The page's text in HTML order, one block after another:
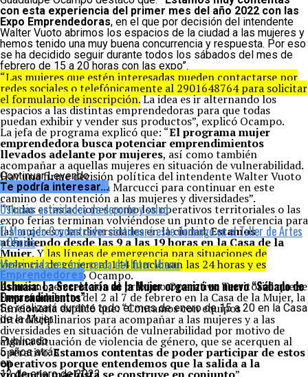
con esta experiencia del primer mes del año 2022 con las
Expo Emprendedoras, en el que por decisión del intendente
Walter Vuoto abrimos los espacios de la ciudad a las mujeres y
hemos tenido una muy buena concurrencia y respuesta. Por eso
se ha decidido seguir durante todos los sábados del mes de
febrero de 15 a 20 horas con las expo”.
“Las mujeres que estén interesadas pueden contactarse por
redes sociales o telefónicamente al 2901648764 para solicitar
el formulario de inscripción.La idea es ir alternando los
espacios a las distintas emprendedoras para que todas
puedan exhibir y vender sus productos”, explicó Ocampo.
La jefa de programa explicó que: “El programa mujer
emprendedora busca potenciar emprendimientos
llevados adelante por mujeres, así como también
acompañar a aquellas mujeres en situación de vulnerabilidad.
Hay una firme decisión política del intendente Walter Vuoto
y la secretaria Sabrina Marcucci para continuar en este
camino de contención a las mujeres y diversidades”.
“Todas estas acciones como los operativos territoriales o las
expo ferias terminan volviéndose un punto de referencia para
las mujeres y las diversidades en la ciudad.Estamos
atendiendo desde las 9 a las 19 horas en la Casa de la
Mujer. Ylas líneas de emergencia para situaciones de
violencia de género al 144 funcionan las 24 horas y es
gratuito” destacó Ocampo.
Asimismo, en relación al próximo Operativo Territorial que se
llevará adelante del 2 al 7 de febrero en la Casa de la Mujer, la
funcionaria explicó que: “Contamos con equipos
interdisciplinarios para acompañar a las mujeres y a las
diversidades en situación de vulnerabilidad por motivo de
alguna situación de violencia de género, que se acerquen al
operativo.Estamos contentas de poder participar de estos
operativos porque entendemos que la salida a la
Continuar Leyendo
Te podría interesar...
Ushuaia: actividades de deporte y salud
El Mercado Concentrador continuará este domingo en el Taller de Artes
y Oficios
Messi: cada vez más cerca del Inter Miami
Emprendedores
Ushuaia: La Secretaría de la Mujer organizó un nuevo “Sábado de
Emprendimientos”
Se realizará durante todo el mes de enero de 15 a 20 en la Casa
de la Mujer.
Publicado
5 años atrás
en
12 de enero de 2022